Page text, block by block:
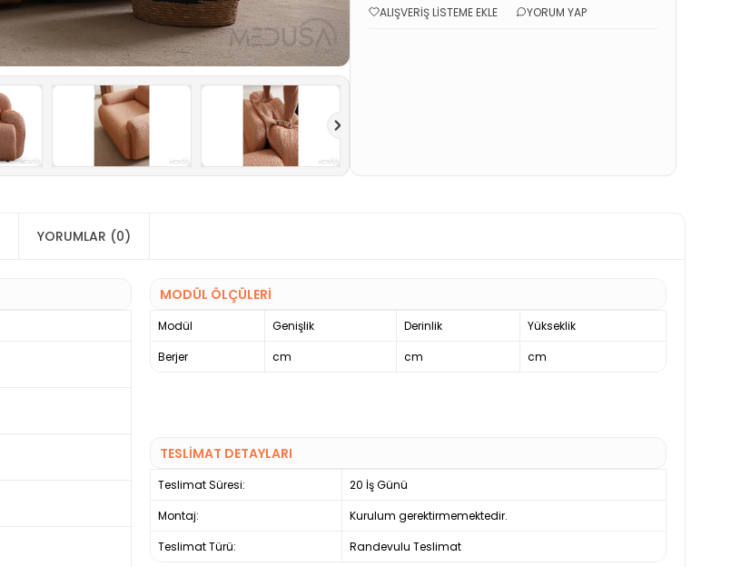
ALIŞVERIŞ LISTEME EKLE YORUM YAP
YORUMLAR (0)
MODÜL ÖLÇÜLERİ
Modül Genişlik Derinlik
Yükseklik
Berjer
cm cm cm
TESLİMAT DETAYLARI
Teslimat Süresi:
20 İş Günü
Montaj:
Kurulum gerektirmemektedir.
Teslimat Türü:
Randevulu Teslimat